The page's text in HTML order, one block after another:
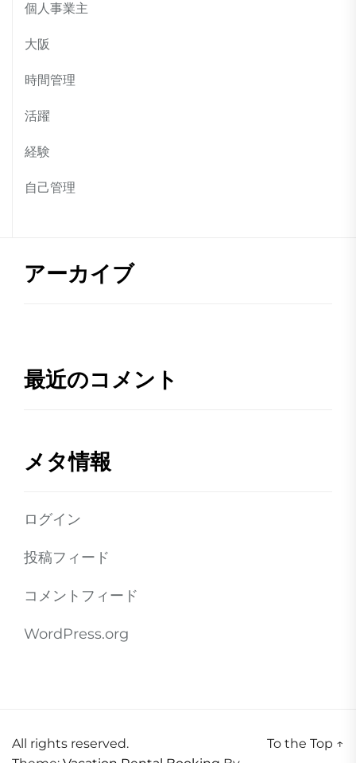
個人事業主
大阪
時間管理
活躍
経験
自己管理
アーカイブ
最近のコメント
メタ情報
ログイン
投稿フィード
コメントフィード
WordPress.org
All rights reserved.
To the Top ↑